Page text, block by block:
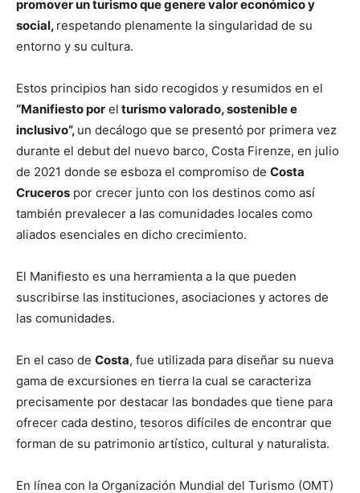
promover un turismo que genere valor económico y
social, respetando plenamente la singularidad de su
entorno y su cultura.
Estos principios han sido recogidos y resumidos en el
“Manifiesto por el turismo valorado, sostenible e
inclusivo”, un decálogo que se presentó por primera vez
durante el debut del nuevo barco, Costa Firenze, en julio
de 2021 donde se esboza el compromiso de Costa
Cruceros por crecer junto con los destinos como así
también prevalecer a las comunidades locales como
aliados esenciales en dicho crecimiento.
El Manifiesto es una herramienta a la que pueden
suscribirse las instituciones, asociaciones y actores de
las comunidades.
En el caso de Costa, fue utilizada para diseñar su nueva
gama de excursiones en tierra la cual se caracteriza
precisamente por destacar las bondades que tiene para
ofrecer cada destino, tesoros difíciles de encontrar que
forman de su patrimonio artístico, cultural y naturalista.
En línea con la Organización Mundial del Turismo (OMT)